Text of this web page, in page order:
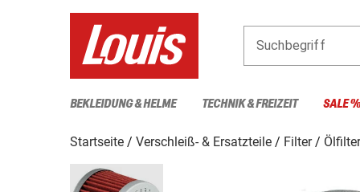
Suchbegriff
BEKLEIDUNG & HELME TECHNIK & FREIZEIT SALE %
Startseite Verschleiß- & Ersatzteile Filter Ölfilter